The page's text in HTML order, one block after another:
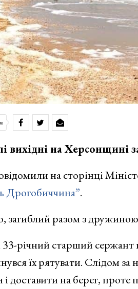
вихідні на Херсонщині
на сторінці
Дрогобиччина”.
загиблий разом з
річний старший сержант
їх рятувати. Слідом
і доставити на берег,